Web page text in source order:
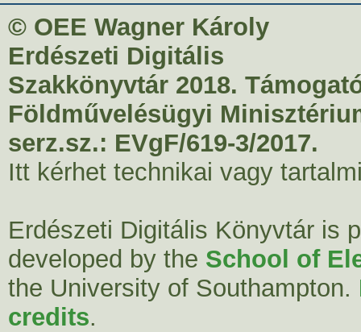
© OEE Wagner Károly
Erdészeti Digitális
Szakkönyvtár 2018.
Földművelésügyi
serz.sz.: EVgF/619-3/2017.
Itt kérhet technikai vagy
Erdészeti Digitális Könyvtár is
developed by the School of
the University of Southampton.
credits.